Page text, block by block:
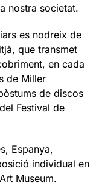
nostra societat.
es nodreix de
que transmet
en cada
de Miller
de discos
Festival de
Espanya,
individual en
Museum.